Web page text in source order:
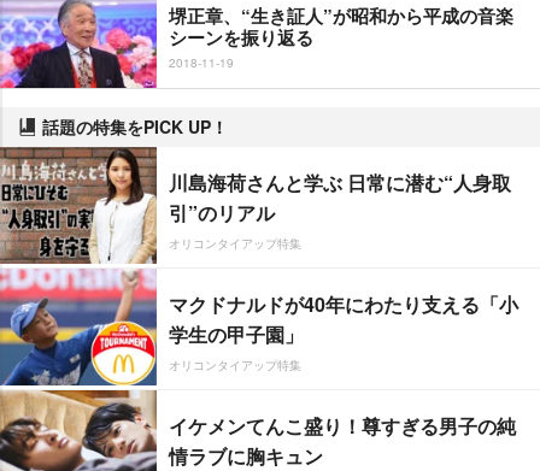
堺正章、“生き証人”が昭和から平成の音楽
シーンを振り返る
2018-11-19
話題の特集をPICK UP！
川島海荷さんと学ぶ 日常に潜む“人身取
引”のリアル
オリコンタイアップ特集
マクドナルドが40年にわたり支える「小
学生の甲子園」
オリコンタイアップ特集
イケメンてんこ盛り！尊すぎる男子の純
情ラブに胸キュン